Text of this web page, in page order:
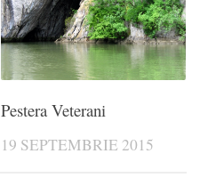
Pestera Veterani
19 SEPTEMBRIE 2015